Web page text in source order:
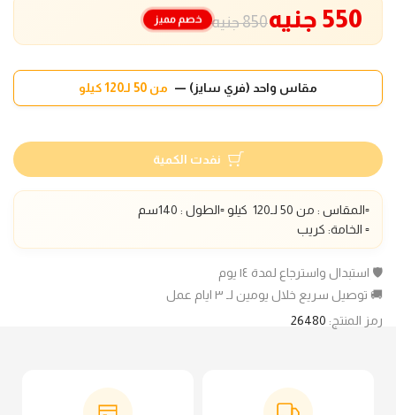
850 جنيه 550 جنيه خصم مميز
مقاس واحد (فري سايز) — من 50 لـ120 كيلو
نفدت الكمية
▫️المقاس : من 50 لـ1 20 كيلو ▫️الطول : 140سم
▫️ الخامة: كريب
🛡️ استبدال واسترجاع لمدة ١٤ يوم
🚚 توصيل سريع خلال يومين لـ ٣ ايام عمل
رمز المنتج: 26480